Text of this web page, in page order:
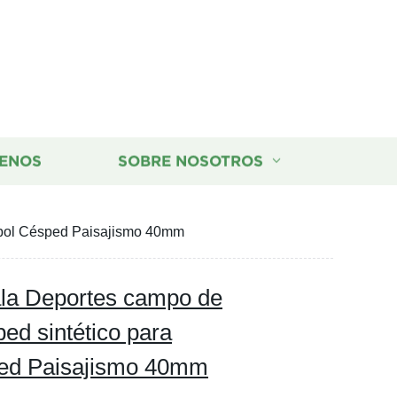
SOBRE NOSOTROS
Césped Paisajismo 40mm
Deportes campo de
sintético para
Paisajismo 40mm